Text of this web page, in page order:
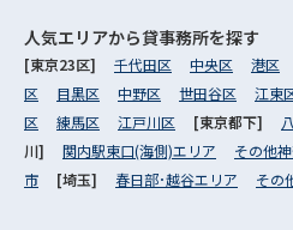
人気エリアから貸事務所を探す
[東京23区] 千代田区 中央区 港区
区
目黒区 中野区 世田谷区 江東
区
練馬区 江戸川区 [東京都下]
川] 関内駅東口(海側)エリア その他
市
[埼玉] 春日部･越谷エリア その